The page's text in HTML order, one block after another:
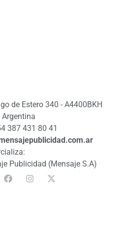
de Estero 340 - A4400BKH
387 431 80 41
Publicidad (Mensaje S.A)